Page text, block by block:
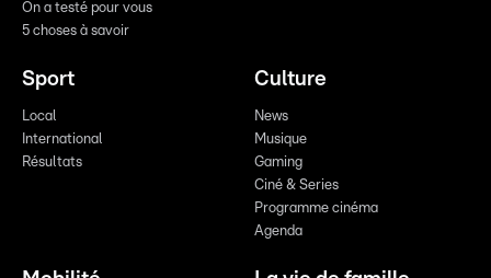
On a testé pour vous
5 choses à savoir
Sport
Local
International
Résultats
Culture
News
Musique
Gaming
Ciné & Series
Programme cinéma
Agenda